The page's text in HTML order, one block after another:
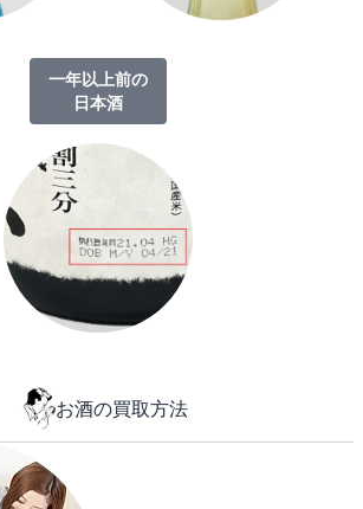
一年以上前の
日本酒
お酒の買取方法